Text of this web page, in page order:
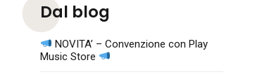
Dal blog
NOVITA’ – Convenzione con Play
Music Store